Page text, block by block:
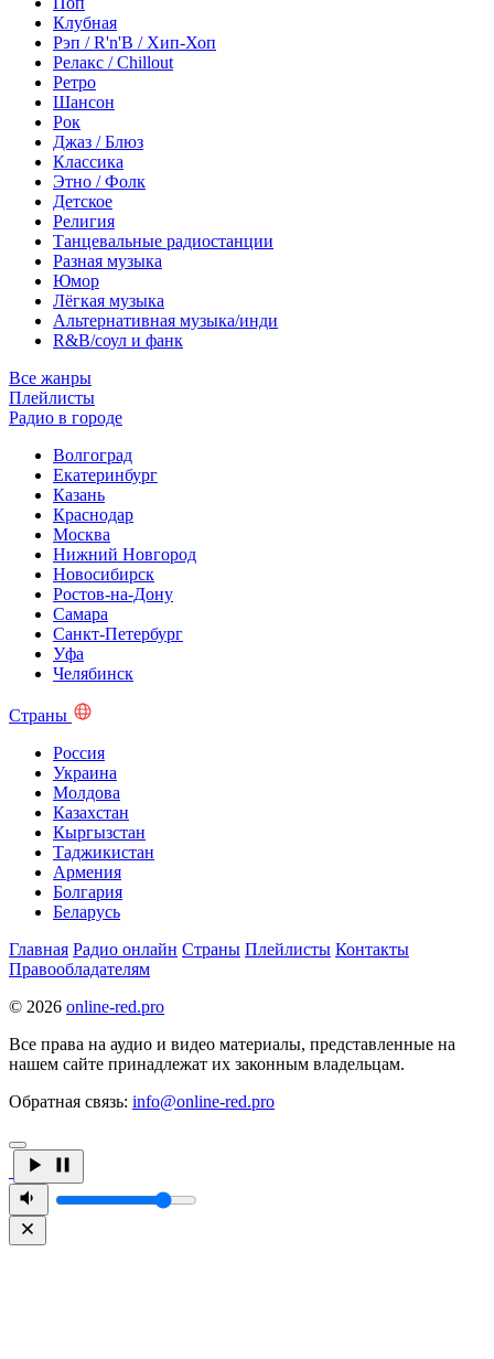
Клубная
Рэп / R'n'B / Хип-Хоп
Релакс / Chillout
Ретро
Шансон
Рок
Джаз / Блюз
Классика
Этно / Фолк
Детское
Религия
Танцевальные радиостанции
Разная музыка
Юмор
Лёгкая музыка
Альтернативная музыка/инди
R&B/cоул и фанк
Все жанры
Плейлисты
Радио в городе
Волгоград
Екатеринбург
Казань
Краснодар
Москва
Нижний Новгород
Новосибирск
Ростов-на-Дону
Самара
Санкт-Петербург
Уфа
Челябинск
Страны
Россия
Украина
Молдова
Казахстан
Кыргызстан
Таджикистан
Армения
Болгария
Беларусь
Главная Радио онлайн Страны Плейлисты Контакты
Правообладателям
© 2026 online-red.pro
Все права на аудио и видео материалы, представленные на
нашем сайте принадлежат их законным владельцам.
Обратная связь: info@online-red.pro